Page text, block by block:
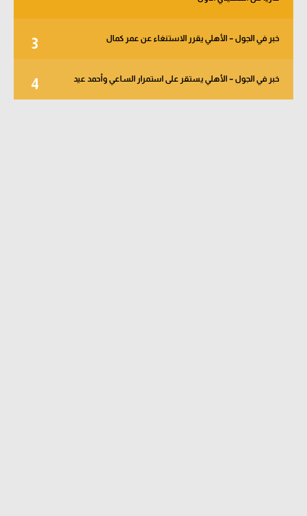
3 خبر في الجول – الأهلي يقرر الاستنغاء عن عمر كمال
4 خبر في الجول – الأهلي يستقر على استمرار الساعي وأحمد عيد